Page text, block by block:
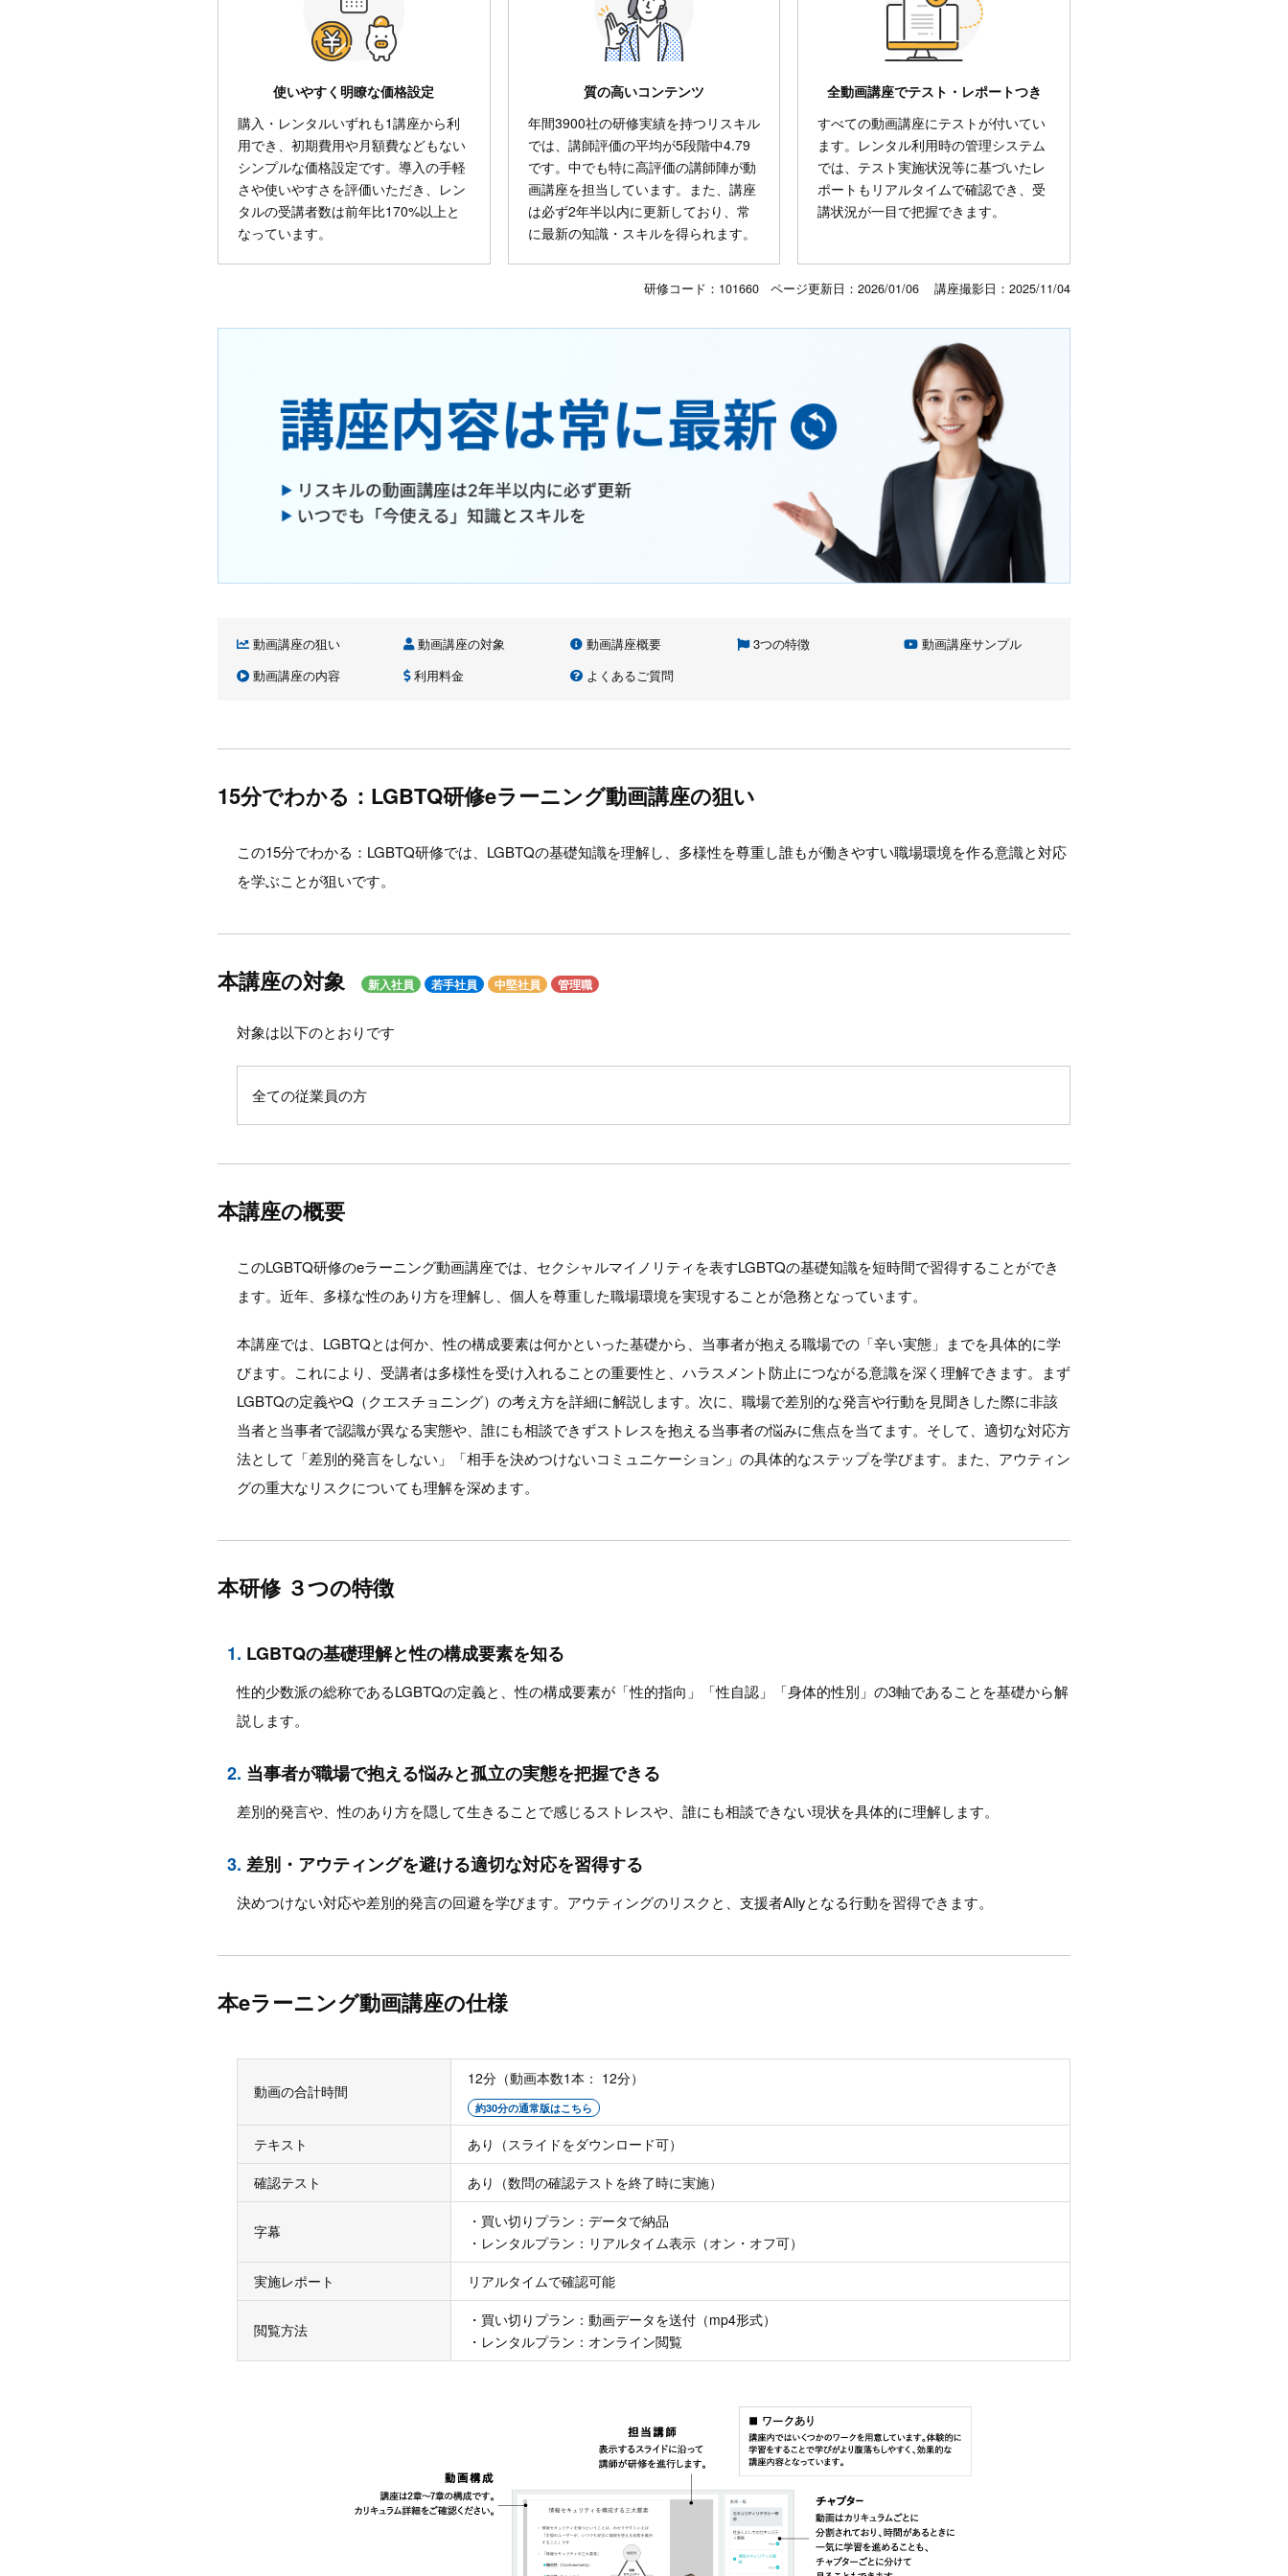
使いやすく明瞭な価格設定
購入・レンタルいずれも1講座から利
用でき、初期費用や月額費などもない
シンプルな価格設定です。導入の手軽
さや使いやすさを評価いただき、レン
タルの受講者数は前年比170%以上と
なっています。
質の高いコンテンツ
年間3900社の研修実績を持つリスキル
では、講師評価の平均が5段階中4.79
です。中でも特に高評価の講師陣が動
画講座を担当しています。また、講座
は必ず2年半以内に更新しており、常
に最新の知識・スキルを得られます。
全動画講座でテスト・レポートつき
すべての動画講座にテストが付いてい
ます。レンタル利用時の管理システム
では、テスト実施状況等に基づいたレ
ポートもリアルタイムで確認でき、受
講状況が一目で把握できます。
研修コード：101660 ページ更新日： 2026/01/06 講座撮影日： 2025/11/04
動画講座の狙い 動画講座の対象 動画講座概要 3つの特徴
動画講座サンプル
動画講座の内容
利用料金 よくあるご質問
15分でわかる：LGBTQ研修eラーニング動画講座の狙い
この15分でわかる：LGBTQ研修では、LGBTQの基礎知識を理解し、多様性を尊重し誰もが働きやすい職場環境を作る意識と対応
を学ぶことが狙いです。
本講座の対象 新入社員 若手社員 中堅社員 管理職
対象は以下のとおりです
全ての従業員の方
本講座の概要
このLGBTQ研修のeラーニング動画講座では、セクシャルマイノリティを表すLGBTQの基礎知識を短時間で習得することができ
ます。近年、多様な性のあり方を理解し、個人を尊重した職場環境を実現することが急務となっています。
本講座では、LGBTQとは何か、性の構成要素は何かといった基礎から、当事者が抱える職場での「辛い実態」までを具体的に学
びます。これにより、受講者は多様性を受け入れることの重要性と、ハラスメント防止につながる意識を深く理解できます。まず
LGBTQの定義やQ（クエスチョニング）の考え方を詳細に解説します。次に、職場で差別的な発言や行動を見聞きした際に非該
当者と当事者で認識が異なる実態や、誰にも相談できずストレスを抱える当事者の悩みに焦点を当てます。そして、適切な対応方
法として「差別的発言をしない」「相手を決めつけないコミュニケーション」の具体的なステップを学びます。また、アウティン
グの重大なリスクについても理解を深めます。
本研修 ３つの特徴
1. LGBTQの基礎理解と性の構成要素を知る
性的少数派の総称であるLGBTQの定義と、性の構成要素が「性的指向」「性自認」「身体的性別」の3軸であることを基礎から解
説します。
2. 当事者が職場で抱える悩みと孤立の実態を把握できる
差別的発言や、性のあり方を隠して生きることで感じるストレスや、誰にも相談できない現状を具体的に理解します。
3. 差別・アウティングを避ける適切な対応を習得する
決めつけない対応や差別的発言の回避を学びます。アウティングのリスクと、支援者Allyとなる行動を習得できます。
本eラーニング動画講座の仕様
動画の合計時間
12分（動画本数1本： 12分）
約30分の通常版はこちら
テキスト
あり（スライドをダウンロード可）
確認テスト
あり（数問の確認テストを終了時に実施）
字幕
・買い切りプラン：データで納品
・レンタルプラン：リアルタイム表示（オン・オフ可）
実施レポート
リアルタイムで確認可能
閲覧方法
・買い切りプラン：動画データを送付（mp4形式）
・レンタルプラン：オンライン閲覧